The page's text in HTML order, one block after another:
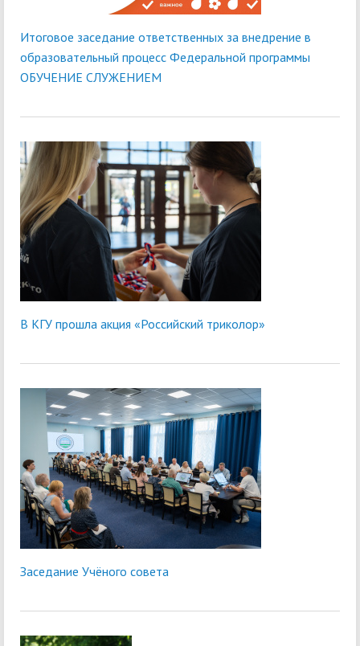
Итоговое заседание ответственных за внедрение в
образовательный процесс Федеральной программы
ОБУЧЕНИЕ СЛУЖЕНИЕМ
В КГУ прошла акция «Российский триколор»
Заседание Учёного совета